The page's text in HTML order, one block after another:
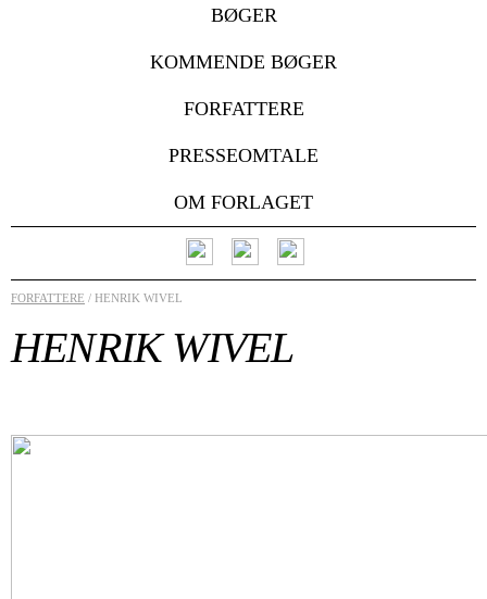
BØGER
KOMMENDE BØGER
FORFATTERE
PRESSEOMTALE
OM FORLAGET
FORFATTERE / HENRIK WIVEL
HENRIK WIVEL